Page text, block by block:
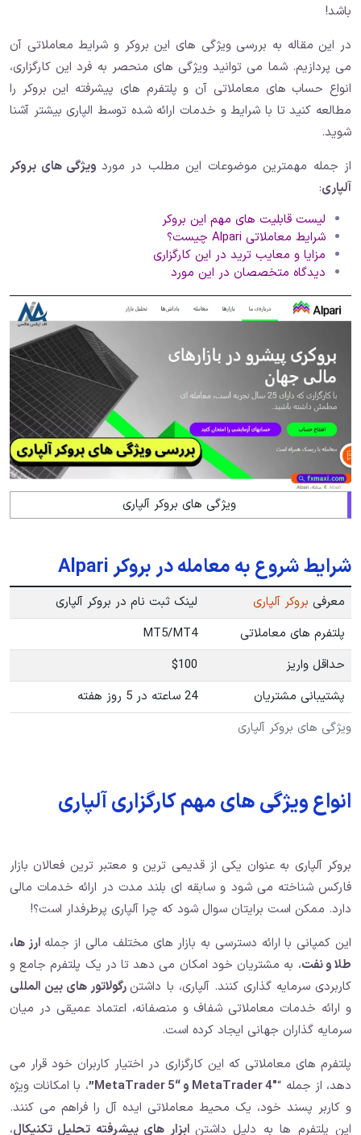
باشد!
در این مقاله به بررسی ویژگی های این بروکر و شرایط معاملاتی آن
می پردازیم. شما می توانید ویژگی های منحصر به فرد این کارگزاری،
انواع حساب های معاملاتی آن و پلتفرم های پیشرفته این بروکر را
مطالعه کنید تا با شرایط و خدمات ارائه شده توسط الپاری بیشتر آشنا
شوید.
از جمله مهمترین موضوعات این مطلب در مورد ویژگی های بروکر
آلپاری:
لیست قابلیت های مهم این بروکر
شرایط معاملاتی Alpari چیست؟
مزایا و معایب ترید در این کارگزاری
دیدگاه متخصصان در این مورد
ویژگی های بروکر آلپاری
شرایط شروع به معامله در بروکر Alpari
ویژگی های بروکر آلپاری
معرفی بروکر آلپاری
لینک ثبت نام در بروکر آلپاری
پلتفرم های معاملاتی
MT5/MT4
حداقل واریز
$100
پشتیبانی مشتریان
24 ساعته در 5 روز هفته
انواع ویژگی های مهم کارگزاری آلپاری
بروکر آلپاری به عنوان یکی از قدیمی ترین و معتبر ترین فعالان بازار
فارکس شناخته می شود و سابقه ای بلند مدت در ارائه خدمات مالی
دارد. ممکن است برایتان سوال شود که چرا آلپاری پرطرفدار است؟!
این کمپانی با ارائه دسترسی به بازار های مختلف مالی از جمله ارز ها،
طلا و نفت، به مشتریان خود امکان می دهد تا در یک پلتفرم جامع و
کاربردی سرمایه گذاری کنند. آلپاری، با داشتن رگولاتور های بین المللی
و ارائه خدمات معاملاتی شفاف و منصفانه، اعتماد عمیقی در میان
سرمایه گذاران جهانی ایجاد کرده است.
پلتفرم های معاملاتی که این کارگزاری در اختیار کاربران خود قرار می
دهد، از جمله “MetaTrader 4″ و “MetaTrader 5”
، با امکانات ویژه
و کاربر پسند خود، یک محیط معاملاتی ایده آل را فراهم می کنند.
این پلتفرم ها به دلیل داشتن ابزار های پیشرفته تحلیل تکنیکال،